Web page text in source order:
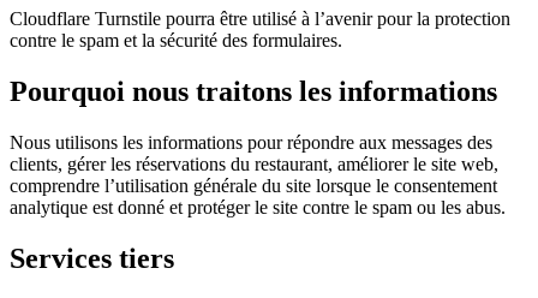
Cloudflare Turnstile pourra être utilisé à l’avenir pour la protection
contre le spam et la sécurité des formulaires.
Pourquoi nous traitons les informations
Nous utilisons les informations pour répondre aux messages des
clients, gérer les réservations du restaurant, améliorer le site web,
comprendre l’utilisation générale du site lorsque le consentement
analytique est donné et protéger le site contre le spam ou les abus.
Services tiers